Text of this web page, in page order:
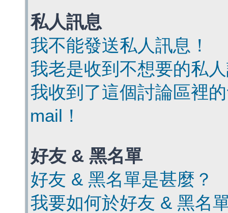
私人訊息
我不能發送私人訊息！
我老是收到不想要的私
我收到了這個討論區裡
mail！
好友 & 黑名單
好友 & 黑名單是甚麼？
我要如何於好友 & 黑名